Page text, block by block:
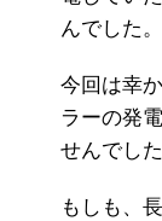
んでした。
今回は幸
ラーの発
せんでした
もしも、